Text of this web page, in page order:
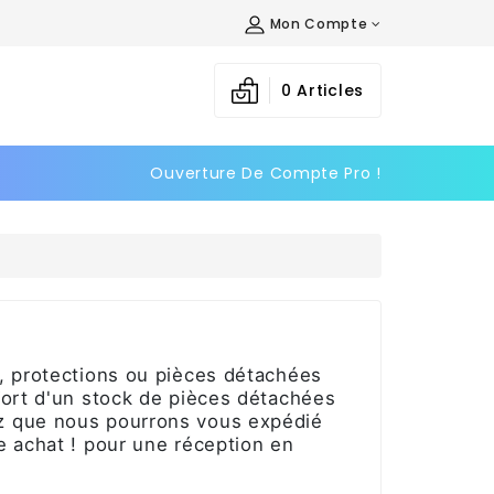
Mon Compte
0 Articles
Ouverture De Compte Pro !
protections ou pièces détachées
d'un stock de pièces détachées
que nous pourrons vous expédié
achat ! pour une réception en